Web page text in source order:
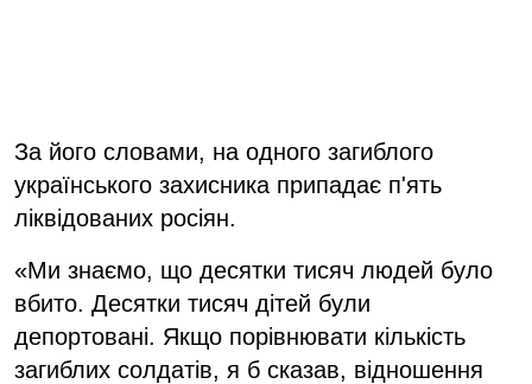
За його словами, на одного загиблого
українського захисника припадає п'ять
ліквідованих росіян.
«Ми знаємо, що десятки тисяч людей було
вбито. Десятки тисяч дітей були
депортовані. Якщо порівнювати кількість
загиблих солдатів, я б сказав, відношення